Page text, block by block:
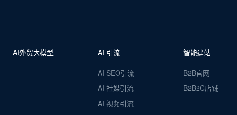
AI外贸大模型 AI 引流
AI SEO引流
AI 社媒引流
AI 视频引流
智能建站
B2B官网
B2B2C店铺